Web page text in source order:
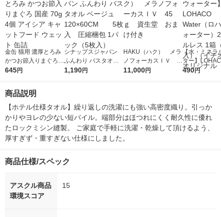
金缶 猫用 濃厚とろみ
かつお節入りまぐろ
国産 70g 4個 アイシ
645円
シナップスジャパン
ふんわり バスタオル
ベージュ 120×60C
1,190円
HAKU（ハク） メラ
ノフォーカスＩＶ 4
5ｇ 資生堂 おまけ
11,000円
【水・ミネラ
ター】
r（ロハコウ
490円
商品説明
【ホテル仕様タオル】繰り返しの洗濯にも強い高密度織り。引っか
かりやヨレの少ない短パイル。端部分はほつれにくく耐久性に優れ
たロックミシン縫製。 ご家庭で手軽に洗濯・乾燥して頂けるよう、
厚すぎず・重すぎない仕様にしました。
商品仕様/スペック
アスクル商品
環境スコア
15